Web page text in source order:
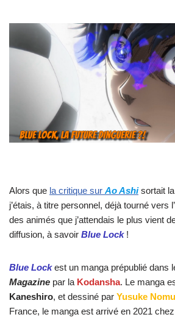
Alors que la critique sur Ao Ashisortait la
j’étais, à titre personnel, déjà tourné vers
des animés que j’attendais le plus vient
diffusion, à savoir Blue Lock!
Blue Lockest un manga prépublié dans
Magazine par la Kodansha. Le manga
Kaneshiro, et dessiné par Yusuke
France, le manga est arrivé en 2021 chez